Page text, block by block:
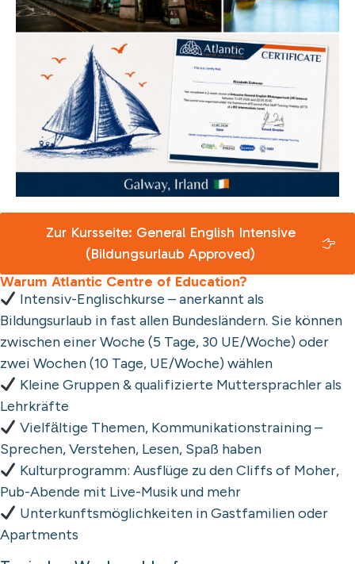
Zur Kursseite: General English Intensive
(Bildungsurlaub Approved)
Warum Atlantic Centre of Education?
Intensiv-Englischkurse – anerkannt als
Bildungsurlaub in fast allen Bundesländern. Sie können
zwischen einer Woche (5 Tage, 30 UE/Woche) oder
zwei Wochen (10 Tage, UE/Woche) wählen
Kleine Gruppen & qualifizierte Muttersprachler als
Lehrkräfte
Vielfӓltige Themen, Kommunikationstraining –
Sprechen, Verstehen, Lesen, Spaß haben
Kulturprogramm: Ausflüge zu den Cliffs of Moher,
Pub-Abende mit Live-Musik und mehr
Unterkunftsmöglichkeiten in Gastfamilien oder
Apartments